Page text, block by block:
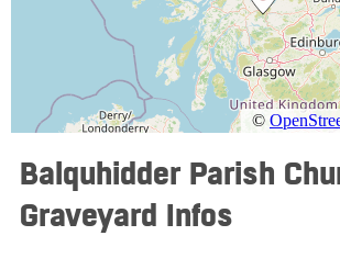
Balquhidder Parish
Graveyard
Infos